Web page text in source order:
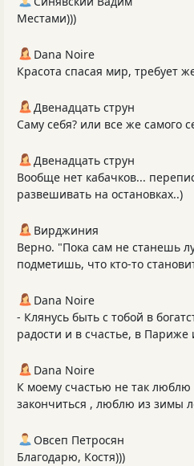
Местами)))
Dana Noire
Красота спасая мир, требует
Двенадцать струн
Саму себя? или все же самого
Двенадцать струн
Вообще нет кабачков...
развешивать на остановках..)
Вирджиния
Верно. "Пока сам не станешь
подметишь, что кто-то
Dana Noire
- Клянусь быть с тобой в
радости и в счастье, в Париже
Dana Noire
К моему счастью не так люблю
закончиться , люблю из зимы
Овсеп Петросян
Благодарю, Костя)))